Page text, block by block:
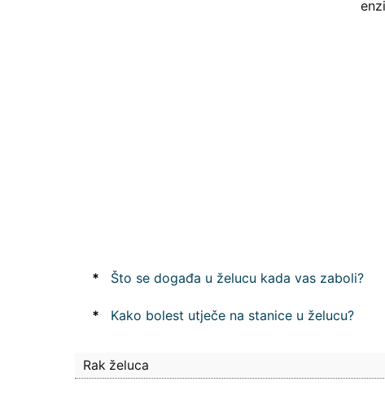
* Što se događa u želucu kada vas zaboli?
* Kako bolest utječe na stanice u želucu?
Rak želuca